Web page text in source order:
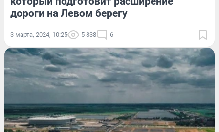
дороги на Левом берегу
3 марта, 2024, 10:25 5 838 6